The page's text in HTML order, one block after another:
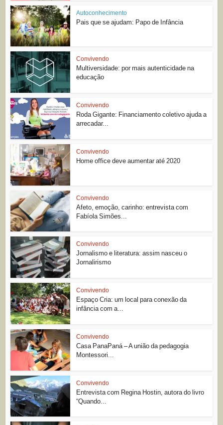
Autoconhecimento
Pais que se ajudam: Papo de Infância
Convivendo
Multiversidade: por mais autenticidade na
educação
Convivendo
Roda Gigante: Financiamento coletivo ajuda a
arrecadar...
Convivendo
Home office deve aumentar até 2020
Convivendo
Afeto, emoção, carinho: entrevista com
Fabíola Simões...
Convivendo
Jornalismo e literatura: assim nasceu o
Jornalirismo
Convivendo
Espaço Cria: um local para conexão da
infância com a...
Convivendo
Casa PanaPaná – A união da pedagogia
Montessori...
Convivendo
Entrevista com Regina Hostin, autora do livro
“Quando...